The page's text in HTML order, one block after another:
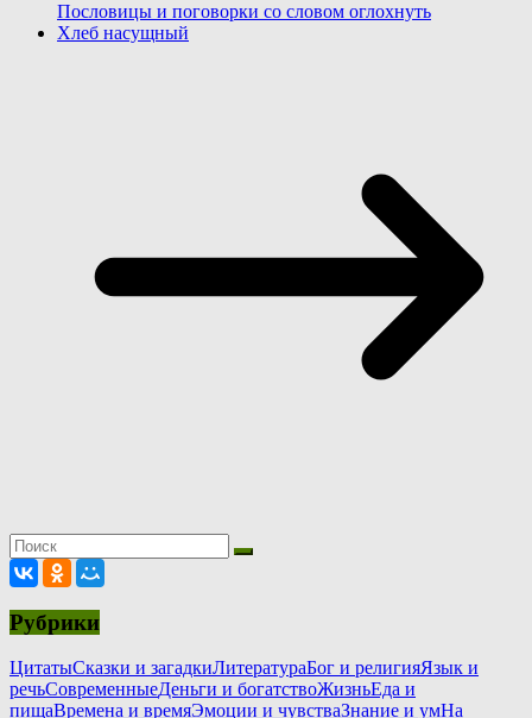
Пословицы и поговорки со словом оглохнуть
Хлеб насущный
Рубрики
ЦитатыСказки и загадкиЛитератураБог и религияЯзык и
речьСовременныеДеньги и богатствоЖизньЕда и
пищаВремена и времяЭмоции и чувстваЗнание и умНа